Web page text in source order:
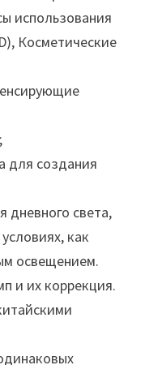
использования
Косметические
для создания
дневного света,
как
освещением.
и их коррекция.